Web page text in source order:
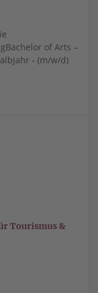
of Arts –
- (m/w/d)
Tourismus &